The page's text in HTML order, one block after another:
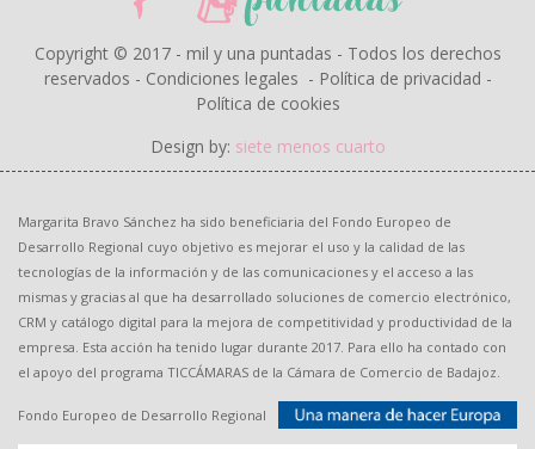
Copyright © 2017 - mil y una puntadas - Todos los derechos
reservados - Condiciones legales - Política de privacidad -
Política de cookies
Design by: siete menos cuarto
Margarita Bravo Sánchez ha sido beneficiaria del Fondo Europeo de
Desarrollo Regional cuyo objetivo es mejorar el uso y la calidad de las
tecnologías de la información y de las comunicaciones y el acceso a las
mismas y gracias al que ha desarrollado soluciones de comercio electrónico,
CRM y catálogo digital para la mejora de competitividad y productividad de la
empresa. Esta acción ha tenido lugar durante 2017. Para ello ha contado con
el apoyo del programa TICCÁMARAS de la Cámara de Comercio de Badajoz.
Fondo Europeo de Desarrollo Regional